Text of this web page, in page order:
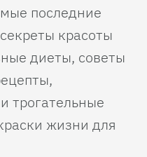
последние
красоты
диеты, советы
трогательные
жизни для